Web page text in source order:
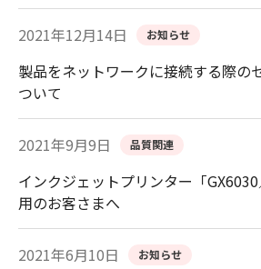
2021年12月14日 お知らせ
製品をネットワークに接続する際の
ついて
2021年9月9日 品質関連
インクジェットプリンター「
用のお客さまへ
2021年6月10日 お知らせ